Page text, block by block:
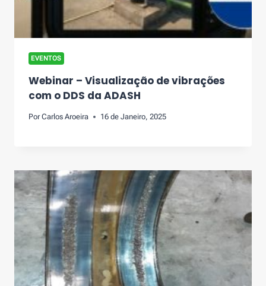
EVENTOS
Webinar – Visualização de vibrações
com o DDS da ADASH
Por Carlos Aroeira 16 de Janeiro, 2025